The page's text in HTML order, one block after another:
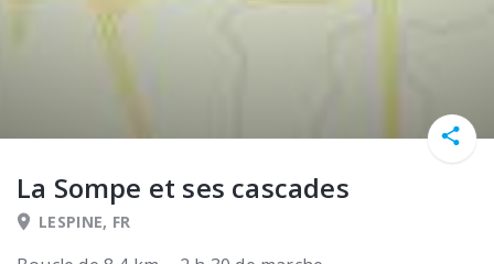
La Sompe et ses cascades
LESPINE, FR